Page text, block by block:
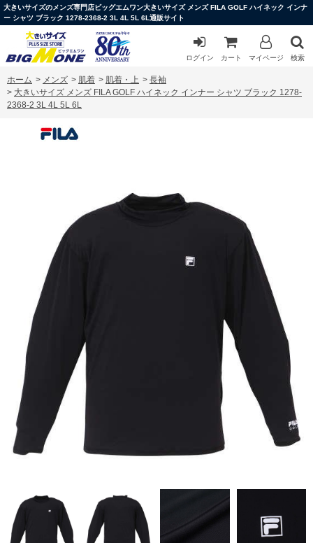
大きいサイズのメンズ専門店ビッグエムワン大きいサイズ メンズ FILA GOLF ハイネック インナ
ー シャツ ブラック 1278-2368-2 3L 4L 5L 6L通販サイト
ログイン カート マイページ 検索
ホーム > メンズ > 肌着 > 肌着・上 > 長袖
> 大きいサイズ メンズ FILA GOLF ハイネック インナー シャツ ブラック 1278-
2368-2 3L 4L 5L 6L